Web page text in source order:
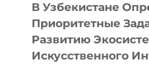
В Узбекистане
Приоритетные
Развитию
Искусственного